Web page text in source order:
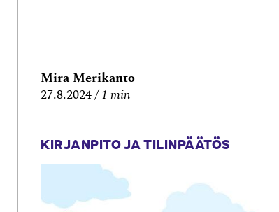
Vapaasti luettavissa
Mira Merikanto
27.8.2024 1 min
KIRJANPITO JA TILINPÄÄTÖS